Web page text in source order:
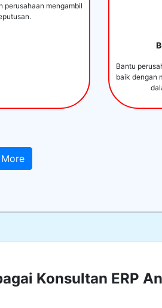
perusahaan mengambil
Bantu
baik dengan
Konsultan ERP